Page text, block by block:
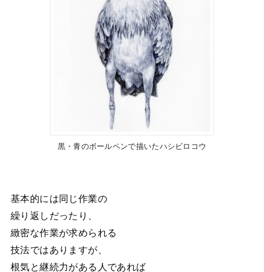
黒・青のボールペンで描いたハシビロコウ
基本的には同じ作業の
繰り返しだったり、
緻密な作業が求められる
技法ではありますが、
根気と継続力がある人であれば